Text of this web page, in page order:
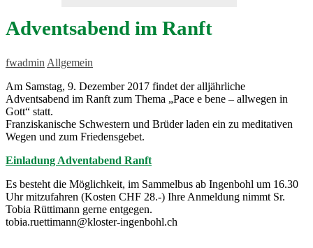
Adventsabend im Ranft
fwadmin Allgemein
Am Samstag, 9. Dezember 2017 findet der alljährliche
Adventsabend im Ranft zum Thema „Pace e bene – allwegen in
Gott“ statt.
Franziskanische Schwestern und Brüder laden ein zu meditativen
Wegen und zum Friedensgebet.
Einladung Adventabend Ranft
Es besteht die Möglichkeit, im Sammelbus ab Ingenbohl um 16.30
Uhr mitzufahren (Kosten CHF 28.-) Ihre Anmeldung nimmt Sr.
Tobia Rüttimann gerne entgegen.
tobia.ruettimann@kloster-ingenbohl.ch